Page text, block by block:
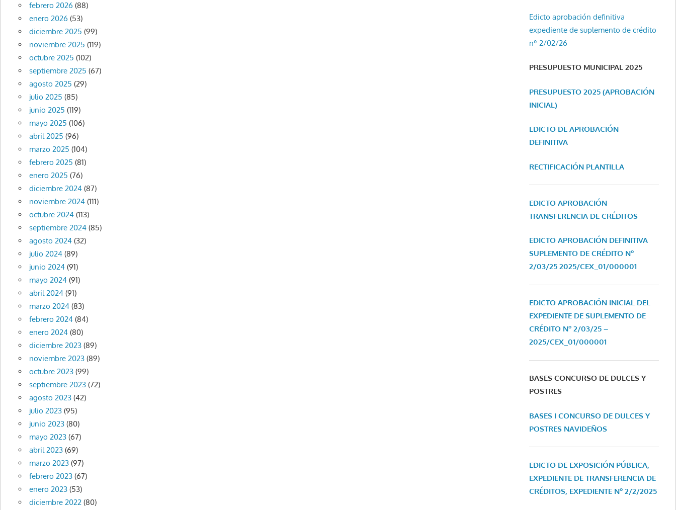
febrero 2026 (88)
enero 2026 (53)
diciembre 2025 (99)
noviembre 2025 (119)
octubre 2025 (102)
septiembre 2025 (67)
agosto 2025 (29)
julio 2025 (85)
junio 2025 (119)
mayo 2025 (106)
abril 2025 (96)
marzo 2025 (104)
febrero 2025 (81)
enero 2025 (76)
diciembre 2024(87)
noviembre 2024(111)
octubre 2024(113)
septiembre 2024(85)
agosto 2024(32)
julio 2024(89)
junio 2024(91)
mayo 2024(91)
abril 2024(91)
marzo 2024(83)
febrero 2024(84)
enero 2024(80)
diciembre 2023(89)
noviembre 2023(89)
octubre 2023(99)
septiembre 2023(72)
agosto 2023(42)
julio 2023(95)
junio 2023(80)
mayo 2023(67)
abril 2023(69)
marzo 2023(97)
febrero 2023(67)
enero 2023(53)
diciembre 2022(80)
Edicto aprobación definitiva
expediente de suplemento de crédito
nº 2/02/26
PRESUPUESTO MUNICIPAL 2025
PRESUPUESTO 2025 (APROBACIÓN
INICIAL)
EDICTO DE APROBACIÓN
DEFINITIVA
RECTIFICACIÓN PLANTILLA
EDICTO APROBACIÓN
TRANSFERENCIA DE CRÉDITOS
EDICTO APROBACIÓN DEFINITIVA
SUPLEMENTO DE CRÉDITO Nº
2/03/25 2025/CEX_01/000001
EDICTO APROBACIÓN INICIAL DEL
EXPEDIENTE DE SUPLEMENTO DE
CRÉDITO Nº 2/03/25 –
2025/CEX_01/000001
BASES CONCURSO DE DULCES Y
POSTRES
BASES I CONCURSO DE DULCES Y
POSTRES NAVIDEÑOS
EDICTO DE EXPOSICIÓN PÚBLICA,
EXPEDIENTE DE TRANSFERENCIA DE
CRÉDITOS, EXPEDIENTE Nº 2/2/2025